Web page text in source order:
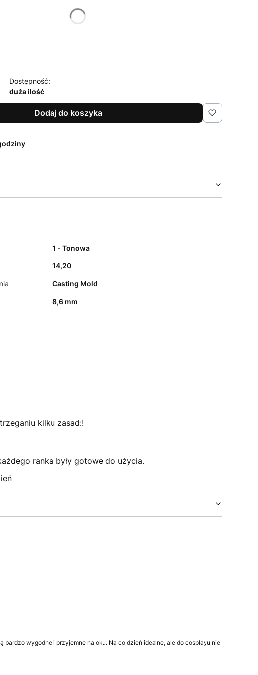
Dostępność:
duża ilość
Dodaj do koszyka
1 - Tonowa
14,20
Casting Mold
8,6 mm
kilku zasad:!
ranka były gotowe do użycia.
wygodne i przyjemne na oku. Na co dzień idealne, ale do cosplayu nie